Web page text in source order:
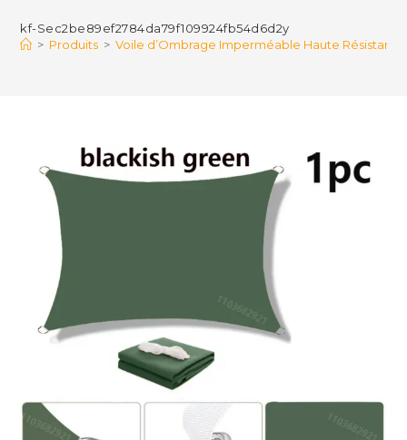
kf-Sec2be89ef2784da79f109924fb54d6d2y
> Produits > Voile d’Ombrage Imperméable Haute